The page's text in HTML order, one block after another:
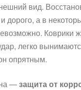
вид.
дорого, а в
Коврики
легко
опрятным.
—защита от